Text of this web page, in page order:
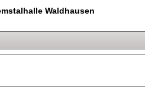
Waldhausen